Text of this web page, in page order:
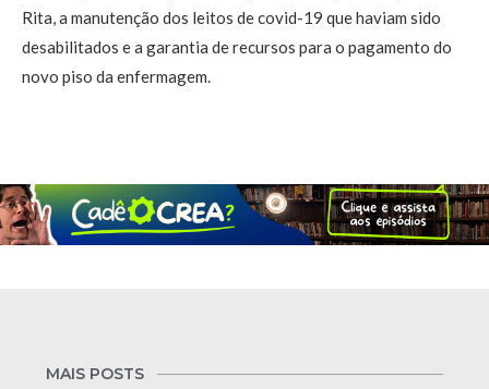
Rita, a manutenção dos leitos de covid-19 que haviam sido
desabilitados e a garantia de recursos para o pagamento do
novo piso da enfermagem.
MAIS POSTS